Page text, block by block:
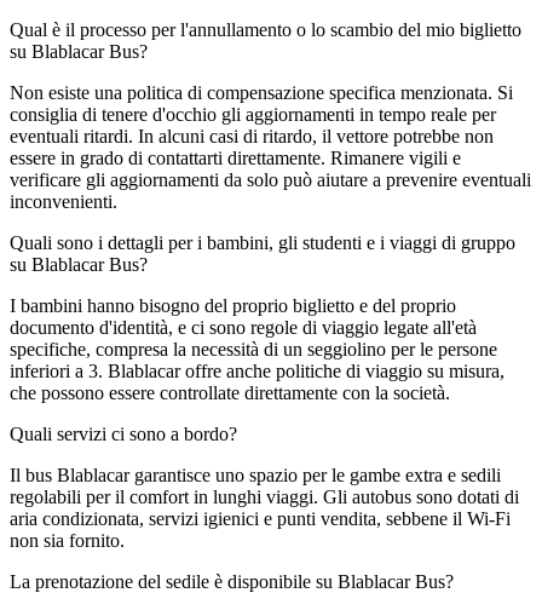
Qual è il processo per l'annullamento o lo scambio del mio biglietto
su Blablacar Bus?
Non esiste una politica di compensazione specifica menzionata. Si
consiglia di tenere d'occhio gli aggiornamenti in tempo reale per
eventuali ritardi. In alcuni casi di ritardo, il vettore potrebbe non
essere in grado di contattarti direttamente. Rimanere vigili e
verificare gli aggiornamenti da solo può aiutare a prevenire eventuali
inconvenienti.
Quali sono i dettagli per i bambini, gli studenti e i viaggi di gruppo
su Blablacar Bus?
I bambini hanno bisogno del proprio biglietto e del proprio
documento d'identità, e ci sono regole di viaggio legate all'età
specifiche, compresa la necessità di un seggiolino per le persone
inferiori a 3. Blablacar offre anche politiche di viaggio su misura,
che possono essere controllate direttamente con la società.
Quali servizi ci sono a bordo?
Il bus Blablacar garantisce uno spazio per le gambe extra e sedili
regolabili per il comfort in lunghi viaggi. Gli autobus sono dotati di
aria condizionata, servizi igienici e punti vendita, sebbene il Wi-Fi
non sia fornito.
La prenotazione del sedile è disponibile su Blablacar Bus?